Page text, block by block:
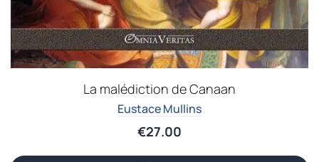
La malédiction de Canaan
Eustace Mullins
€27.00